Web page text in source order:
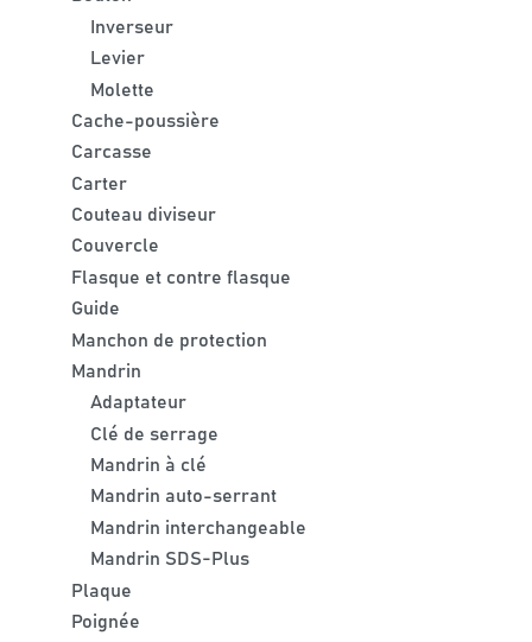
Inverseur
Levier
Molette
Cache-poussière
Carcasse
Carter
Couteau diviseur
Couvercle
Flasque et contre flasque
Guide
Manchon de protection
Mandrin
Adaptateur
Clé de serrage
Mandrin à clé
Mandrin auto-serrant
Mandrin interchangeable
Mandrin SDS-Plus
Plaque
Poignée